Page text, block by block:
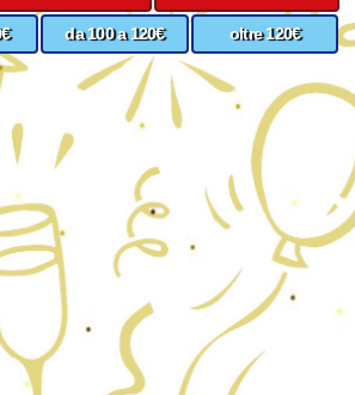
da 100 a 120€ oltre 120€